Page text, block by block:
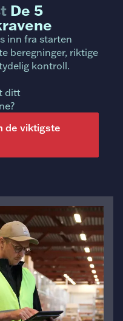
De 5
inn fra starten
beregninger, riktige
kontroll.
ditt
de viktigste